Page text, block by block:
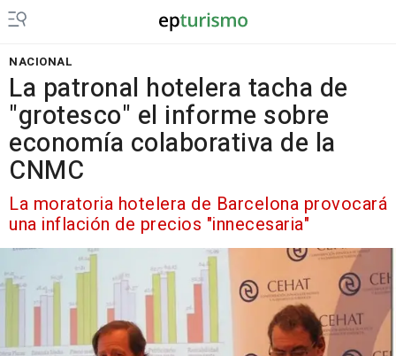
NACIONAL
La patronal hotelera tacha de
"grotesco" el informe sobre
economía colaborativa de la
CNMC
La moratoria hotelera de Barcelona provocará
una inflación de precios "innecesaria"